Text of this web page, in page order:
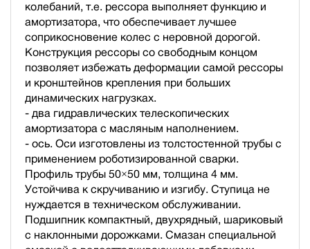
колебаний, т.е. рессора выполняет функцию и
амортизатора, что обеспечивает лучшее
соприкосновение колес с неровной дорогой.
Конструкция рессоры со свободным концом
позволяет избежать деформации самой рессоры
и кронштейнов крепления при больших
динамических нагрузках.
- два гидравлических телескопических
амортизатора с масляным наполнением.
- ось. Оси изготовлены из толстостенной трубы с
применением роботизированной сварки.
Профиль трубы 50×50 мм, толщина 4 мм.
Устойчива к скручиванию и изгибу. Ступица не
нуждается в техническом обслуживании.
Подшипник компактный, двухрядный, шариковый
с наклонными дорожками. Смазан специальной